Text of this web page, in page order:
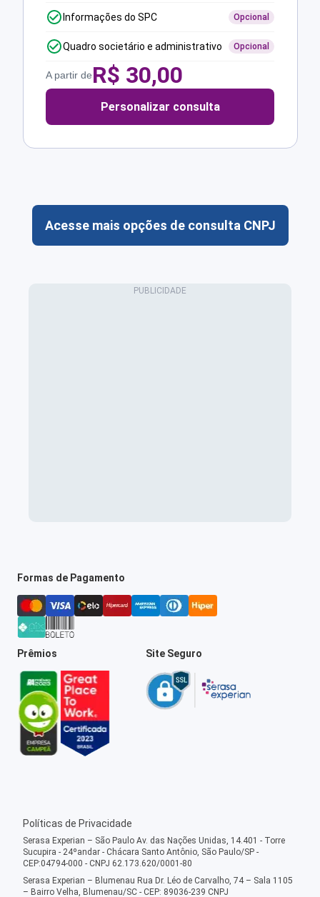
Informações do SPC Opcional
Quadro societário e administrativo Opcional
A partir deR$ 30,00
Personalizar consulta
Acesse mais opções de consulta CNPJ
Formas de Pagamento
Prêmios Site Seguro
Políticas de Privacidade
Serasa Experian – São Paulo Av. das Nações Unidas, 14.401 - Torre
Sucupira - 24ºandar - Chácara Santo Antônio, São Paulo/SP -
CEP:04794-000 - CNPJ 62.173.620/0001-80
Serasa Experian – Blumenau Rua Dr. Léo de Carvalho, 74 – Sala 1105
– Bairro Velha, Blumenau/SC - CEP: 89036-239 CNPJ